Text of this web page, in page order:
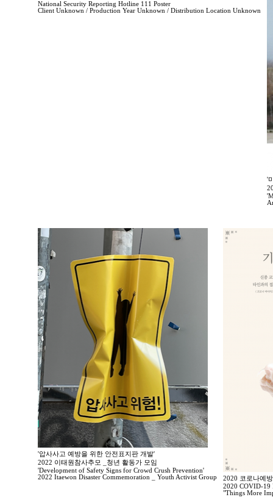
National Security Reporting Hotline 111 Poster
Client Unknown / Production Year Unknown / Distribution Location Unknown
'
'압사사고 예방을 위한 안전표지판 개발'
2022 이태원참사추모 _청년 활동가 모임
'Development of Safety Signs for Crowd Crush Prevention'
2022 Itaewon Disaster Commemoration _ Youth Activist Group
2020 코로나예
2020 COVID-19
"Things More